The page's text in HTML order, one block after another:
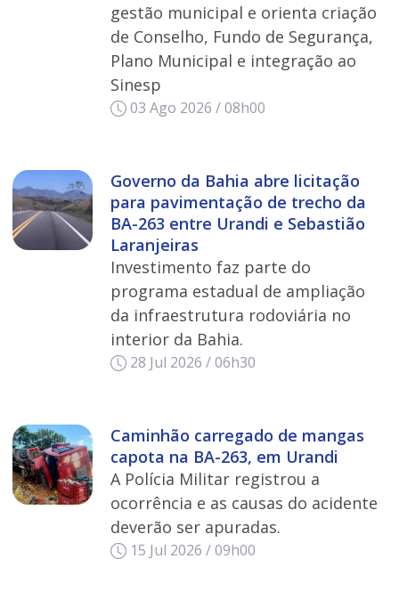
gestão municipal e orienta criação
de Conselho, Fundo de Segurança,
Plano Municipal e integração ao
Sinesp
03 Ago 2026 / 08h00
Governo da Bahia abre licitação
para pavimentação de trecho da
BA-263 entre Urandi e Sebastião
Laranjeiras
Investimento faz parte do
programa estadual de ampliação
da infraestrutura rodoviária no
interior da Bahia.
28 Jul 2026 / 06h30
Caminhão carregado de mangas
capota na BA-263, em Urandi
A Polícia Militar registrou a
ocorrência e as causas do acidente
deverão ser apuradas.
15 Jul 2026 / 09h00